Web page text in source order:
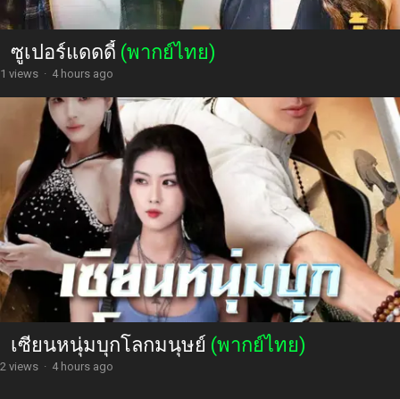
ซูเปอร์แดดดี้ (พากย์ไทย)
1 views · 4 hours ago
เซียนหนุ่มบุกโลกมนุษย์ (พากย์ไทย)
2 views · 4 hours ago